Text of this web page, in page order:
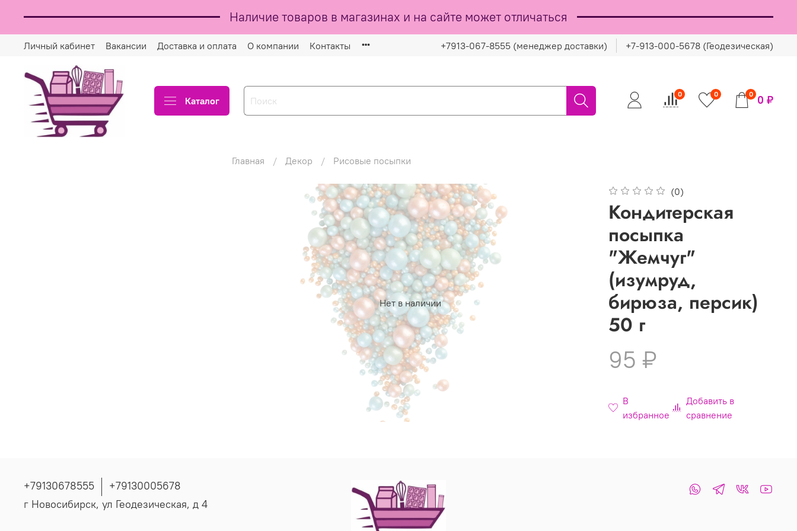
Наличие товаров в магазинах и на сайте может отличаться
Личный кабинет Вакансии Доставка и оплата О компании Контакты +7913-067-8555 (менеджер доставки) +7-913-000-5678 (Геодезическая)
Каталог
0 0 0 0 ₽
Главная Декор Рисовые посыпки
Нет в наличии
(0)
Кондитерская
посыпка
"Жемчуг"
(изумруд,
бирюза, персик)
50 г
95 ₽
В
избранное
Добавить в
сравнение
+79130678555
+79130005678
г Новосибирск, ул Геодезическая, д 4